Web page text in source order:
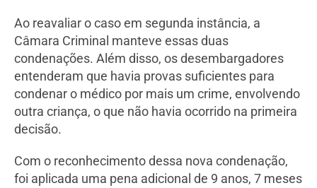
Ao reavaliar o caso em segunda instância, a
Câmara Criminal manteve essas duas
condenações. Além disso, os desembargadores
entenderam que havia provas suficientes para
condenar o médico por mais um crime, envolvendo
outra criança, o que não havia ocorrido na primeira
decisão.
Com o reconhecimento dessa nova condenação,
foi aplicada uma pena adicional de 9 anos, 7 meses